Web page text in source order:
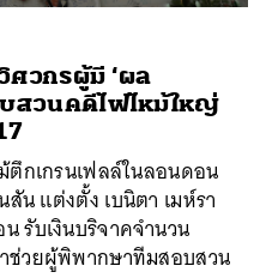
วกรผู้มี ‘ผล
สวนคดีไฟไหม้ใหญ่
ตึกเกรนเฟลล์ในลอนดอน
น แต่งตั้ง เบนิตา เมห์รา
รับเงินบริจาคจำนวน
ช่วยผู้พิพากษาทีมสอบสวน